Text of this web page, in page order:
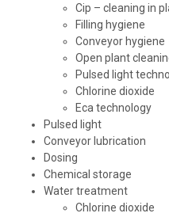
Cip – cleaning in
Filling hygiene
Conveyor hygiene
Open plant
Pulsed light
Chlorine dioxide
Eca technology
Pulsed light
Conveyor lubrication
Dosing
Chemical storage
Water treatment
Chlorine dioxide